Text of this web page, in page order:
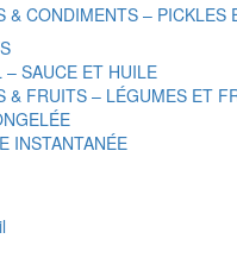
& CONDIMENTS – PICKLES
– SAUCE ET HUILE
& FRUITS – LÉGUMES ET
INSTANTANÉE